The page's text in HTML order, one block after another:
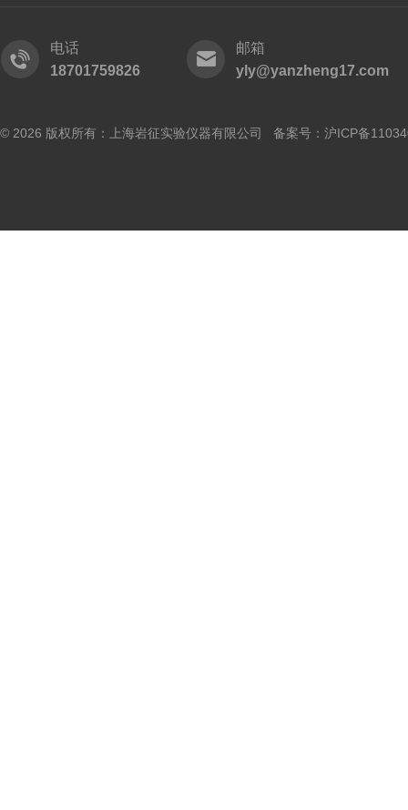
电话
18701759826
邮箱
yly@yanzheng17.com
© 2026 版权所有：上海岩征实验仪器有限公司 备案号： 沪ICP备